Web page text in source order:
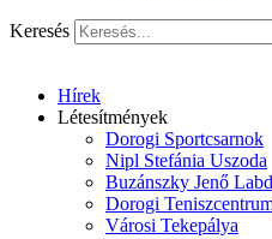
Keresés
Hírek
Létesítmények
Dorogi Sportcsarnok
Nipl Stefánia Uszoda
Buzánszky Jenő
Dorogi
Városi Tekepálya